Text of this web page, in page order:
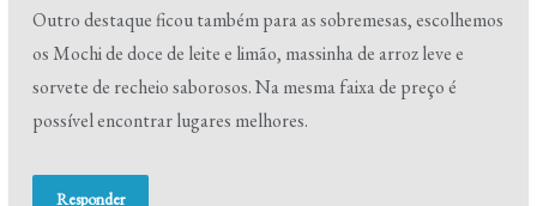
Outro destaque ficou também para as sobremesas, escolhemos
os Mochi de doce de leite e limão, massinha de arroz leve e
sorvete de recheio saborosos. Na mesma faixa de preço é
possível encontrar lugares melhores.
Responder